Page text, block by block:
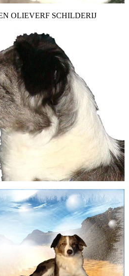
OLIEVERF SCHILDERIJ